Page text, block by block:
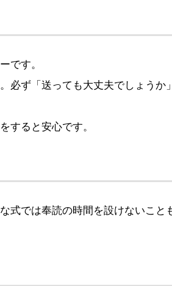
です。
必ず「送っても大丈夫でしょうか
すると安心です。
式では奉読の時間を設けないこと